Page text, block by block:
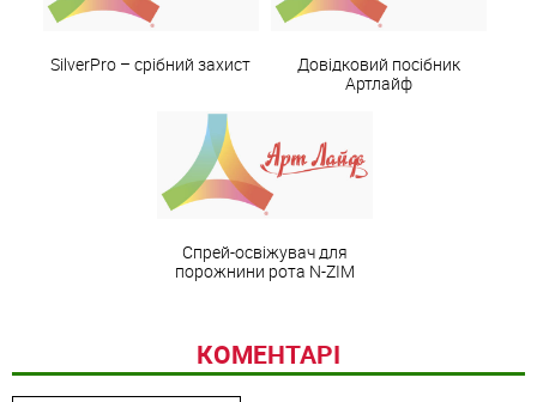
SilverРro – срібний захист
Довідковий посібник
Артлайф
Спрей-освіжувач для
порожнини рота N-ZIM
КОМЕНТАРІ